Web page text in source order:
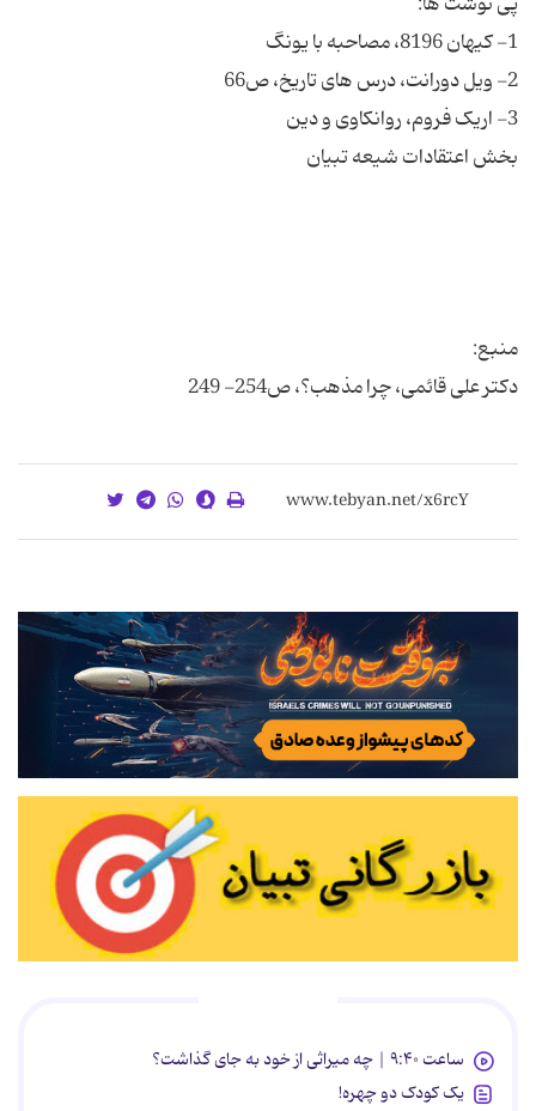
دکتر علی قائمی، چرا مذهب؟، ص254- 249
ساعت ۹:۴۰ | چه میراثی از خود به جای گذاشت؟
یک کودک دو چهره!